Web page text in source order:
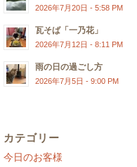
2026年7月20日 - 5:58 PM
瓦そば「一乃花」
2026年7月12日 - 8:11 PM
雨の日の過ごし方
2026年7月5日 - 9:00 PM
カテゴリー
今日のお客様